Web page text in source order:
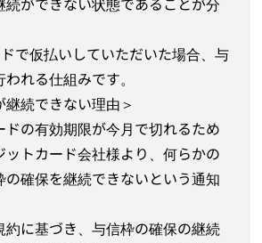
続ができない状態であることが分
で仮払いしていただいた場合、与
れる仕組みです。
継続できない理由＞
ドの有効期限が今月で切れるため
ットカード会社様より、何らかの
の確保を継続できないという通知
約に基づき、与信枠の確保の継続